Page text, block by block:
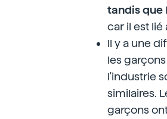
tandis que
car il est lié
Il y a une
les
l'industrie
similaires.
garçons